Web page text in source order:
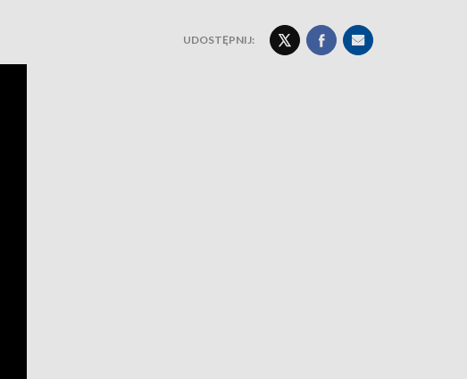
UDOSTĘPNIJ: